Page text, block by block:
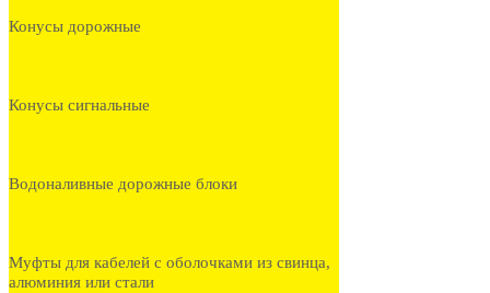
Конусы дорожные
Конусы сигнальные
Водоналивные дорожные блоки
Муфты для кабелей с оболочками из свинца,
алюминия или стали